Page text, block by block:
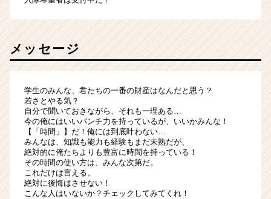
メッセージ
学生のみんな、君たちの一番の財産はなんだと思う？
若さとやる気？
自分で聞いておきながら、それも一理ある…
今の俺にはいいパンチ力を持っているが、いいかみんな！
【「時間」】だ！俺には到底叶わない…
みんなは、知識も能力も経験もまだ未熟だが、
絶対的に俺たちよりも豊富に時間を持っている！
その時間の使い方は、みんな次第だ。
これだけは言える。
絶対に後悔はさせない！
こんな人はいないか？チェックしてみてくれ！